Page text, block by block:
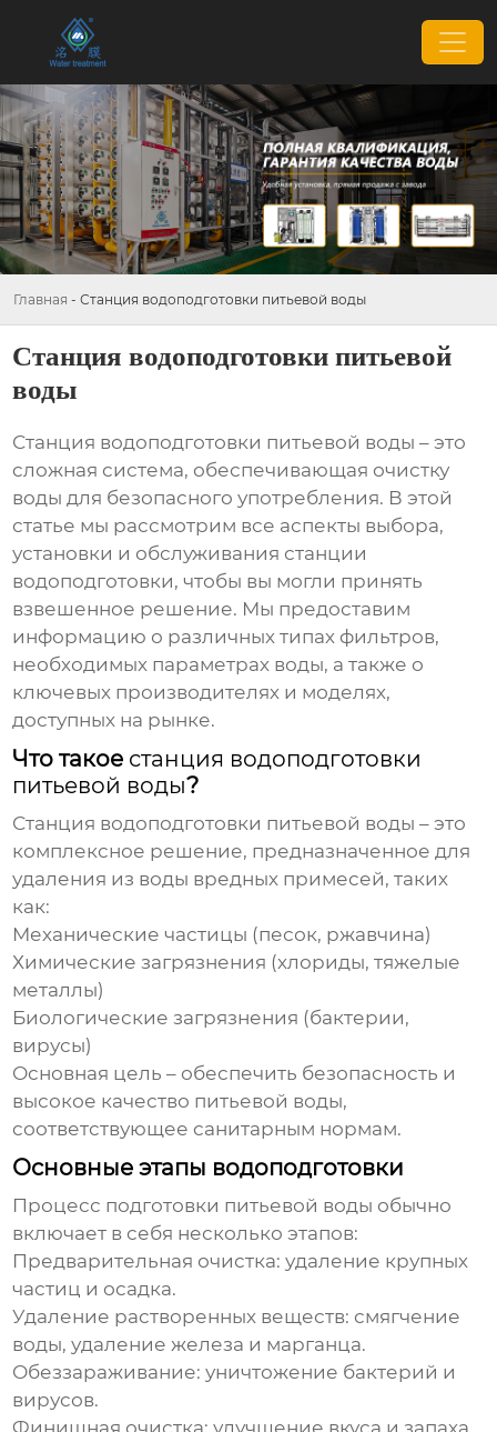
Главная - Станция водоподготовки питьевой воды
Станция водоподготовки питьевой
воды
Станция водоподготовки питьевой воды – это
сложная система, обеспечивающая очистку
воды для безопасного употребления. В этой
статье мы рассмотрим все аспекты выбора,
установки и обслуживания станции
водоподготовки, чтобы вы могли принять
взвешенное решение. Мы предоставим
информацию о различных типах фильтров,
необходимых параметрах воды, а также о
ключевых производителях и моделях,
доступных на рынке.
Что такое станция водоподготовки
питьевой воды?
Станция водоподготовки питьевой воды – это
комплексное решение, предназначенное для
удаления из воды вредных примесей, таких
как:
Механические частицы (песок, ржавчина)
Химические загрязнения (хлориды, тяжелые
металлы)
Биологические загрязнения (бактерии,
вирусы)
Основная цель – обеспечить безопасность и
высокое качество питьевой воды,
соответствующее санитарным нормам.
Основные этапы водоподготовки
Процесс подготовки питьевой воды обычно
включает в себя несколько этапов:
Предварительная очистка: удаление крупных
частиц и осадка.
Удаление растворенных веществ: смягчение
воды, удаление железа и марганца.
Обеззараживание: уничтожение бактерий и
вирусов.